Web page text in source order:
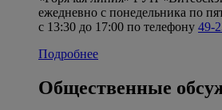
ежедневно с понедельника по
с 13:30 до 17:00 по телефону 49-
Подробнее
Общественные